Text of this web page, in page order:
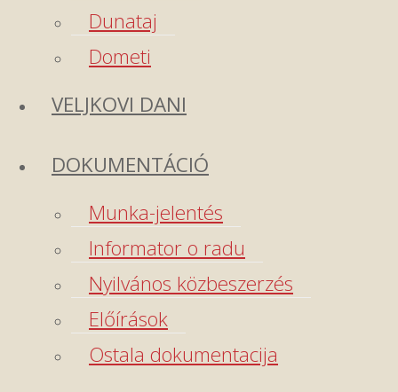
Dunataj
Dometi
VELJKOVI DANI
DOKUMENTÁCIÓ
Munka-jelentés
Informator o radu
Nyilvános közbeszerzés
Előírások
Ostala dokumentacija